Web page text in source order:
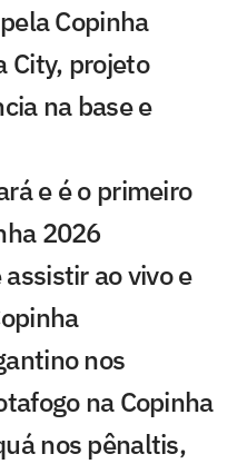
Copinha
City, projeto
na base e
e é o primeiro
2026
ao vivo e
nos
na Copinha
nos pênaltis,